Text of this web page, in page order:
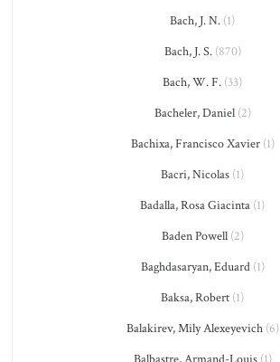
Bach, J. N. (1)
Bach, J. S.(870)
Bach, W. F. (33)
Bacheler, Daniel(2)
Bachixa, Francisco Xavier(1)
Bacri, Nicolas (1)
Badalla, Rosa Giacinta (1)
Baden Powell(2)
Baghdasaryan, Eduard(1)
Baksa, Robert (1)
Balakirev, Mily Alexeyevich(6)